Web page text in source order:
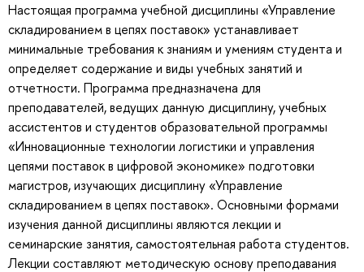
Настоящая программа учебной дисциплины «Управление
складированием в цепях поставок» устанавливает
минимальные требования к знаниям и умениям студента и
определяет содержание и виды учебных занятий и
отчетности. Программа предназначена для
преподавателей, ведущих данную дисциплину, учебных
ассистентов и студентов образовательной программы
«Инновационные технологии логистики и управления
цепями поставок в цифровой экономике» подготовки
магистров, изучающих дисциплину «Управление
складированием в цепях поставок». Основными формами
изучения данной дисциплины являются лекции и
семинарские занятия, самостоятельная работа студентов.
Лекции составляют методическую основу преподавания